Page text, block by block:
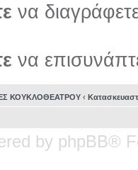
να
να
ΚΟΥΚΛΟΘΕΑΤΡΟΥ ‹
by phpBB®